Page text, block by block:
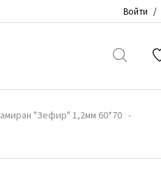
Войти /
"Зефир" 1,2мм 60*70